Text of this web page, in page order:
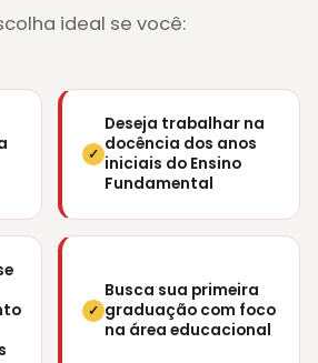
ideal se você:
✓
Deseja trabalhar na
docência dos anos
iniciais do Ensino
Fundamental
✓
Busca sua primeira
graduação com foco
na área educacional